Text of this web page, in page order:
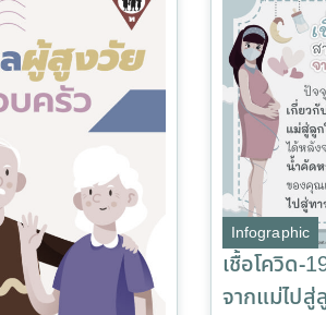
Infographic
เชื้อโควิด-
จากแม่ไปสู่